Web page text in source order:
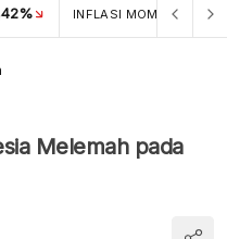
INFLASI MOM (APR)
Melemah pada